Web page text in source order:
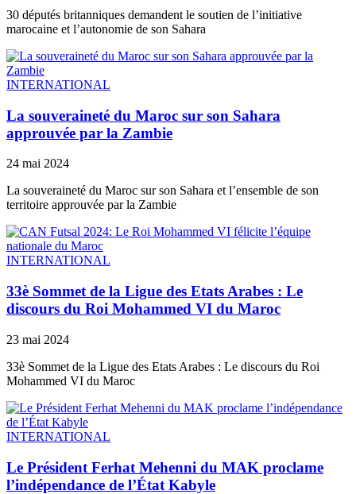
30 députés britanniques demandent le soutien de l’initiative
marocaine et l’autonomie de son Sahara
INTERNATIONAL
La souveraineté du Maroc sur son Sahara
approuvée par la Zambie
24 mai 2024
La souveraineté du Maroc sur son Sahara et l’ensemble de son
territoire approuvée par la Zambie
INTERNATIONAL
33è Sommet de la Ligue des Etats Arabes : Le
discours du Roi Mohammed VI du Maroc
23 mai 2024
33è Sommet de la Ligue des Etats Arabes : Le discours du Roi
Mohammed VI du Maroc
INTERNATIONAL
Le Président Ferhat Mehenni du MAK proclame
l’indépendance de l’État Kabyle